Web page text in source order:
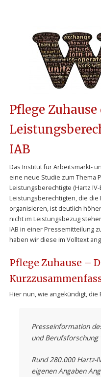
Pflege
IAB
Das Institut für Arbeitsmarkt-
eine neue Studie zum Thema
Leistungsberechtigte (Hartz
Leistungsberechtigten, die
organisieren, ist deutlich
nicht im Leistungsbezug
IAB in einer Pressemitteilung
haben wir diese im Volltext
Pflege Zuhause –
Hier nun, wie angekündigt, die
Presseinformation
und Berufsforschung
Rund 280.000 Hartz-
eigenen Angaben